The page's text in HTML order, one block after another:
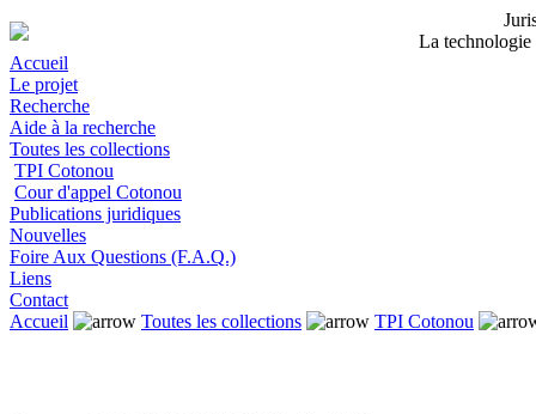
La technologie
Accueil
Le projet
Recherche
Aide à la recherche
Toutes les collections
TPI Cotonou
Cour d'appel Cotonou
Publications juridiques
Nouvelles
Foire Aux Questions (F.A.Q.)
Liens
Contact
Accueil
Toutes les collections TPI Cotonou